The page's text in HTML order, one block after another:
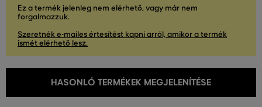
Ez a termék jelenleg nem elérhető, vagy már nem
forgalmazzuk.
Szeretnék e-mailes értesítést kapni arról, amikor a termék
ismét elérhető lesz.
HASONLÓ TERMÉKEK MEGJELENÍTÉSE